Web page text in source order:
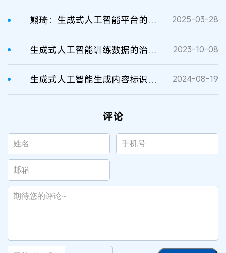
熊琦：生成式人工智能平台的著作权侵权责任 2025-03-28
生成式人工智能训练数据的治理与构建 2023-10-08
生成式人工智能生成内容标识义务研究 2024-08-19
评论